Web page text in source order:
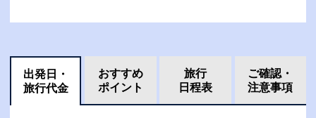
出発日・
旅行代金
おすすめ
ポイント
旅行
日程表
ご確認・
注意事項